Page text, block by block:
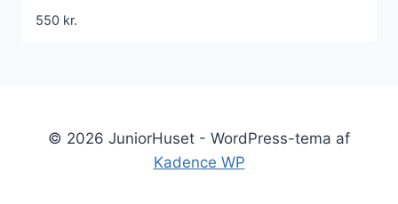
550 kr.
© 2026 JuniorHuset - WordPress-tema af
Kadence WP